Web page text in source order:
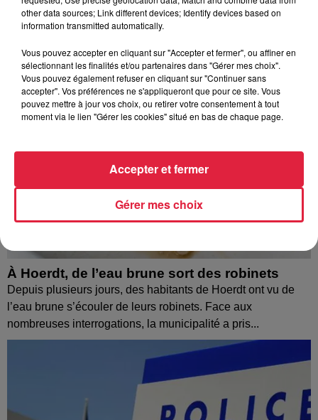
À Hoerdt, de l’eau brune sort des robinets
Depuis plusieurs jours, des habitants de Hoerdt ont vu de
l’eau brune s’écouler de leurs robinets. Face aux
nombreuses interrogations, la municipalité a pris...
other data sources; Link different devices; Identify devices based on
information transmitted automatically.
Vous pouvez accepter en cliquant sur "Accepter et fermer", ou affiner en
sélectionnant les finalités et/ou partenaires dans "Gérer mes choix".
Vous pouvez également refuser en cliquant sur "Continuer sans
accepter". Vos préférences ne s'appliqueront que pour ce site. Vous
pouvez mettre à jour vos choix, ou retirer votre consentement à tout
moment via le lien "Gérer les cookies" situé en bas de chaque page.
Gérer mes choix
Accepter et fermer